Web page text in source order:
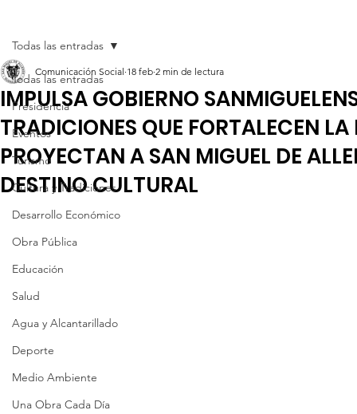
Todas las entradas
Presidencia
Eventos
Turismo
Cultura y Tradiciones
Desarrollo Económico
Obra Pública
Educación
Salud
Agua y Alcantarillado
Deporte
Medio Ambiente
Una Obra Cada Día
Todas las entradas
IMPULSA GOBIERNO
TRADICIONES QUE FORTALECEN
PROYECTAN A SAN MIGUEL DE
DESTINO CULTURAL
Comunicación Social 18 feb 2 min de lectura